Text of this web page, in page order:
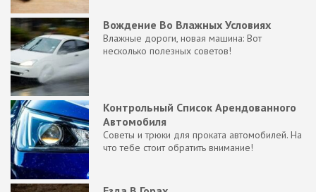
Вождение Во Влажных Условиях
Влажные дороги, новая машина: Вот
несколько полезных советов!
Контрольный Список Арендованного
Автомобиля
Советы и трюки для проката автомобилей. На
что тебе стоит обратить внимание!